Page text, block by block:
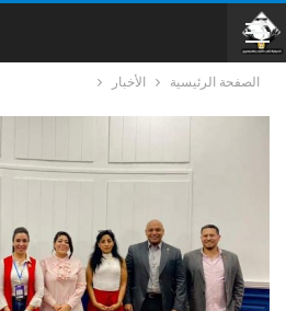
الصفحة الرئيسية الأخبار